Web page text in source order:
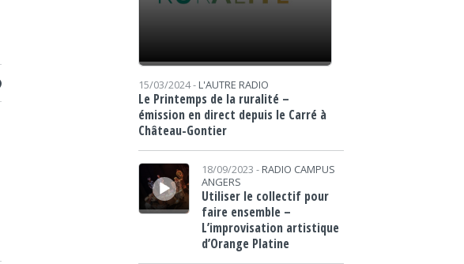
15/03/2024 - L'AUTRE RADIO
Le Printemps de la ruralité –
émission en direct depuis le Carré à
Château-Gontier
Lecteur audio
18/09/2023 - RADIO CAMPUS
ANGERS
Utiliser le collectif pour
faire ensemble –
L’improvisation artistique
d’Orange Platine